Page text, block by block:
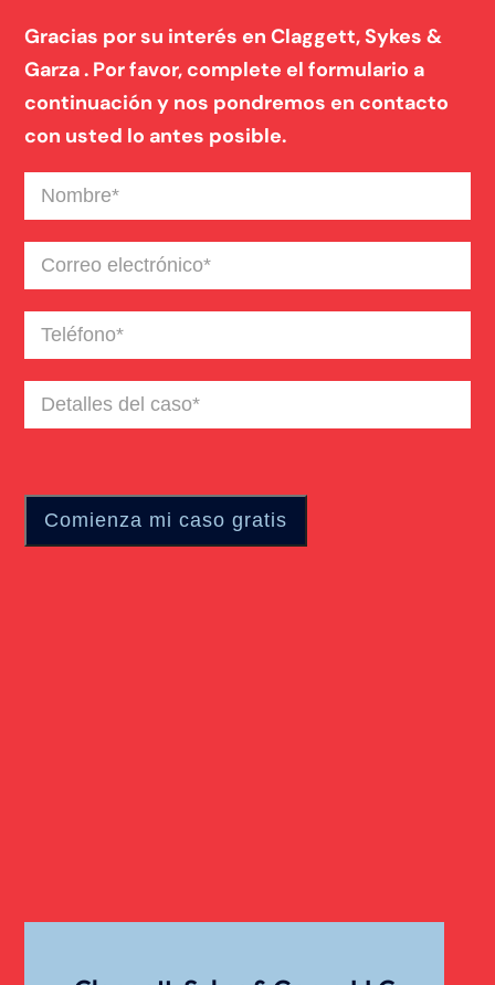
Gracias por su interés en Claggett, Sykes &
Garza . Por favor, complete el formulario a
continuación y nos pondremos en contacto
con usted lo antes posible.
Nombre(Required)
Correo
electrónico(Required)
Teléfono(Required)
Detalles
del